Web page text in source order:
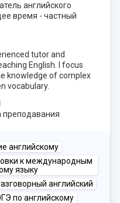
английского
время - частный
tutor and
English. I focus
knowledge of complex
vocabulary.
преподавания
английскому
к международным
языку
английский
по английскому